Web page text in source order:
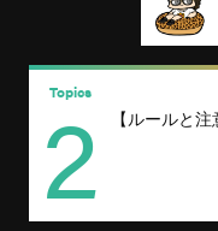
【ルールと注
Topics
2